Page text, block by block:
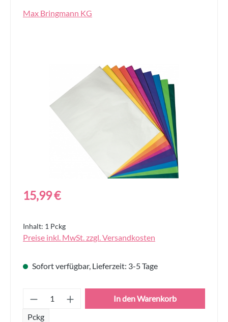
Max Bringmann KG
Bildergalerie überspringen
Regulärer Preis:
15,99 €
Inhalt: 1 Pckg
Preise inkl. MwSt. zzgl. Versandkosten
Sofort verfügbar, Lieferzeit: 3-5 Tage
Produkt Anzahl: Gib den gewünschten
Pckg
In den Warenkorb